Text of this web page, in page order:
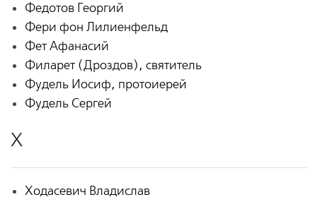
Федотов Георгий
Фери фон Лилиенфельд
Фет Афанасий
Филарет (Дроздов), святитель
Фудель Иосиф, протоиерей
Фудель Сергей
Х
Ходасевич Владислав